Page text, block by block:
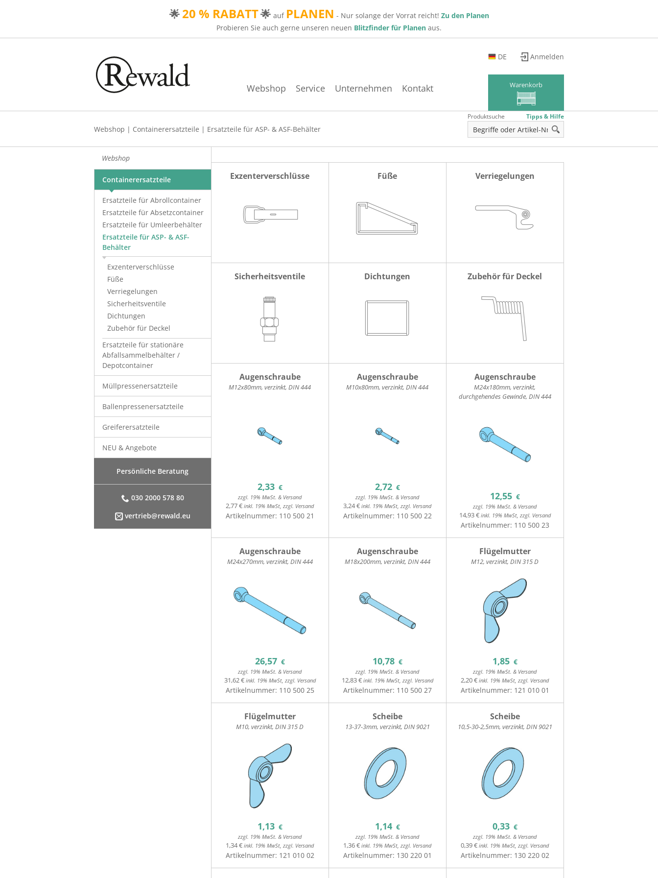
🌟 20 % RABATT🌟 auf PLANEN - Nur solange der Vorrat reicht! Zu den Planen
Probieren Sie auch gerne unseren neuen Blitzfinder für Planen aus.
Webshop Service Unternehmen Kontakt
DE
FR
Anmelden
Warenkorb
Webshop | Containerersatzteile | Ersatzteile für ASP- & ASF-Behälter
Produktsuche Tipps & Hilfe
Webshop
Containerersatzteile
Ersatzteile für Abrollcontainer
Ersatzteile für Absetzcontainer
Ersatzteile für Umleerbehälter
Ersatzteile für ASP- & ASF-
Behälter
Exzenterverschlüsse
Füße
Verriegelungen
Sicherheitsventile
Dichtungen
Zubehör für Deckel
Ersatzteile für stationäre
Abfallsammelbehälter /
Depotcontainer
Müllpressenersatzteile
Ballenpressenersatzteile
Greiferersatzteile
NEU & Angebote
Persönliche Beratung
030 2000 578 80
vertrieb@rewald.eu
Exzenterverschlüsse Füße Verriegelungen
Sicherheitsventile Dichtungen Zubehör für Deckel
Augenschraube
M12x80mm, verzinkt, DIN 444
2,33 €
zzgl. 19% MwSt. & Versand
2,77 € inkl. 19% MwSt, zzgl. Versand
Artikelnummer: 110 500 21
Augenschraube
M10x80mm, verzinkt, DIN 444
2,72 €
zzgl. 19% MwSt. & Versand
3,24 € inkl. 19% MwSt, zzgl. Versand
Artikelnummer: 110 500 22
Augenschraube
M24x180mm, verzinkt,
durchgehendes Gewinde, DIN 444
12,55 €
zzgl. 19% MwSt. & Versand
14,93 €inkl. 19% MwSt, zzgl. Versand
Artikelnummer: 110 500 23
Augenschraube
M24x270mm, verzinkt, DIN 444
26,57 €
zzgl. 19% MwSt. & Versand
31,62 €inkl. 19% MwSt, zzgl. Versand
Artikelnummer: 110 500 25
Augenschraube
M18x200mm, verzinkt, DIN 444
10,78 €
zzgl. 19% MwSt. & Versand
12,83 €inkl. 19% MwSt, zzgl. Versand
Artikelnummer: 110 500 27
Flügelmutter
M12, verzinkt, DIN 315 D
1,85 €
zzgl. 19% MwSt. & Versand
2,20 € inkl. 19% MwSt, zzgl. Versand
Artikelnummer: 121 010 01
Flügelmutter
M10, verzinkt, DIN 315 D
1,13 €
zzgl. 19% MwSt. & Versand
1,34 € inkl. 19% MwSt, zzgl. Versand
Artikelnummer: 121 010 02
Scheibe
13-37-3mm, verzinkt, DIN 9021
1,14 €
zzgl. 19% MwSt. & Versand
1,36 € inkl. 19% MwSt, zzgl. Versand
Artikelnummer: 130 220 01
Scheibe
10,5-30-2,5mm, verzinkt, DIN 9021
0,33 €
zzgl. 19% MwSt. & Versand
0,39 € inkl. 19% MwSt, zzgl. Versand
Artikelnummer: 130 220 02